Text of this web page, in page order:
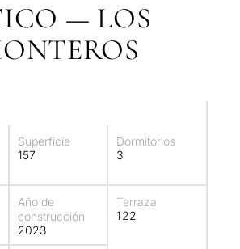
— LOS
Superficie
157
Dormitorios
3
Año de
construcción
2023
Terraza
122